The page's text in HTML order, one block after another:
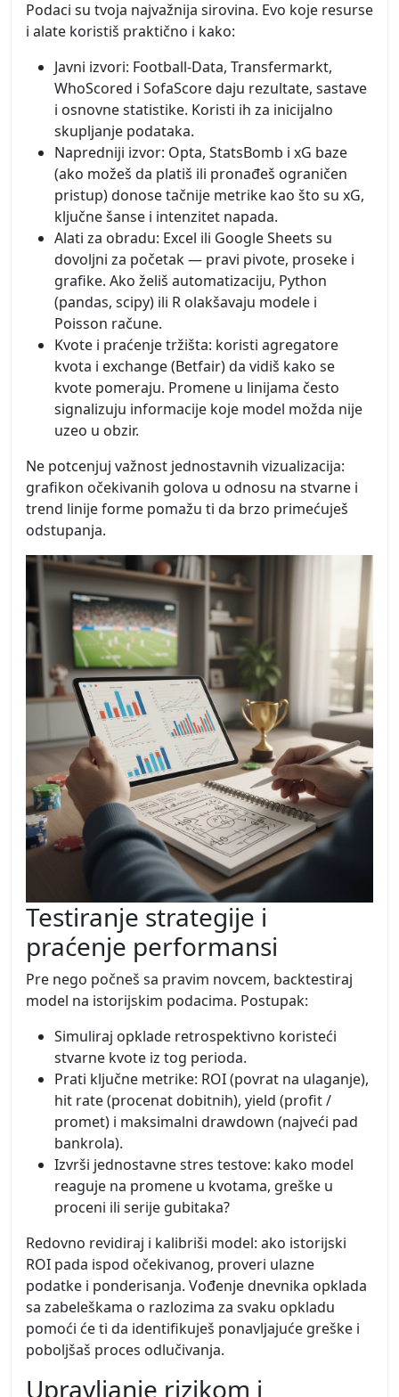
Podaci su tvoja najvažnija sirovina. Evo koje resurse
i alate koristiš praktično i kako:
Javni izvori: Football-Data, Transfermarkt,
WhoScored i SofaScore daju rezultate, sastave
i osnovne statistike. Koristi ih za inicijalno
skupljanje podataka.
Napredniji izvor: Opta, StatsBomb i xG baze
(ako možeš da platiš ili pronađeš ograničen
pristup) donose tačnije metrike kao što su xG,
ključne šanse i intenzitet napada.
Alati za obradu: Excel ili Google Sheets su
dovoljni za početak — pravi pivote, proseke i
grafike. Ako želiš automatizaciju, Python
(pandas, scipy) ili R olakšavaju modele i
Poisson račune.
Kvote i praćenje tržišta: koristi agregatore
kvota i exchange (Betfair) da vidiš kako se
kvote pomeraju. Promene u linijama često
signalizuju informacije koje model možda nije
uzeo u obzir.
Ne potcenjuj važnost jednostavnih vizualizacija:
grafikon očekivanih golova u odnosu na stvarne i
trend linije forme pomažu ti da brzo primećuješ
odstupanja.
Testiranje strategije i
praćenje performansi
Pre nego počneš sa pravim novcem, backtestiraj
model na istorijskim podacima. Postupak:
Simuliraj opklade retrospektivno koristeći
stvarne kvote iz tog perioda.
Prati ključne metrike: ROI (povrat na ulaganje),
hit rate (procenat dobitnih), yield (profit /
promet) i maksimalni drawdown (najveći pad
bankrola).
Izvrši jednostavne stres testove: kako model
reaguje na promene u kvotama, greške u
proceni ili serije gubitaka?
Redovno revidiraj i kalibriši model: ako istorijski
ROI pada ispod očekivanog, proveri ulazne
podatke i ponderisanja. Vođenje dnevnika opklada
sa zabeleškama o razlozima za svaku opkladu
pomoći će ti da identifikuješ ponavljajuće greške i
poboljšaš proces odlučivanja.
Upravljanje rizikom i